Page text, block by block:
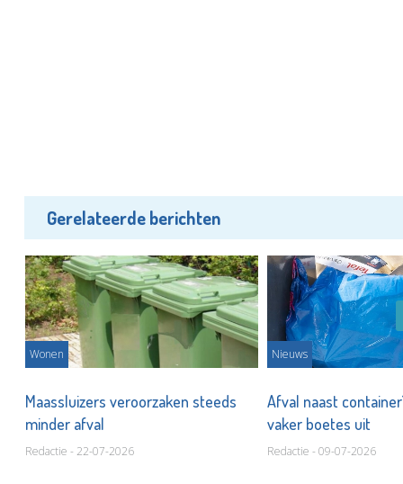
Gerelateerde berichten
Wonen
Maassluizers veroorzaken steeds
minder afval
Redactie - 22-07-2026
Nieuws
Afval naast
vaker boetes uit
Redactie - 09-07-2026